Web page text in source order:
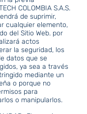
COLOMBIA S.A.S.
de suprimir,
cualquier elemento,
del Sitio Web. por
actos
la seguridad, los
datos que se
ya sea a través
mediante un
o porque no
para
o manipularlos.